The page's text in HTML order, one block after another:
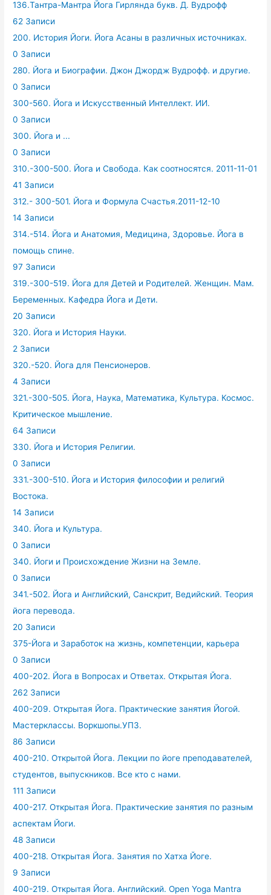
136.Тантра-Мантра Йога Гирлянда букв. Д. Вудрофф
62 Записи
200. История Йоги. Йога Асаны в различных источниках.
0 Записи
280. Йога и Биографии. Джон Джордж Вудрофф. и другие.
0 Записи
300-560. Йога и Искусственный Интеллект. ИИ.
0 Записи
300. Йога и ...
0 Записи
310.-300-500. Йога и Свобода. Как соотносятся. 2011-11-01
41 Записи
312.- 300-501. Йога и Формула Счастья.2011-12-10
14 Записи
314.-514. Йога и Анатомия, Медицина, Здоровье. Йога в
помощь спине.
97 Записи
319.-300-519. Йога для Детей и Родителей. Женщин. Мам.
Беременных. Кафедра Йога и Дети.
20 Записи
320. Йога и История Науки.
2 Записи
320.-520. Йога для Пенсионеров.
4 Записи
321.-300-505. Йога, Наука, Математика, Культура. Космос.
Критическое мышление.
64 Записи
330. Йога и История Религии.
0 Записи
331.-300-510. Йога и История философии и религий
Востока.
14 Записи
340. Йога и Культура.
0 Записи
340. Йоги и Происхождение Жизни на Земле.
0 Записи
341.-502. Йога и Английский, Санскрит, Ведийский. Теория
йога перевода.
20 Записи
375-Йога и Заработок на жизнь, компетенции, карьера
0 Записи
400-202. Йога в Вопросах и Ответах. Открытая Йога.
262 Записи
400-209. Открытая Йога. Практические занятия Йогой.
Мастерклассы. Воркшопы.УПЗ.
86 Записи
400-210. Открытой Йога. Лекции по йоге преподавателей,
студентов, выпускников. Все кто с нами.
111 Записи
400-217. Открытая Йога. Практические занятия по разным
аспектам Йоги.
48 Записи
400-218. Открытая Йога. Занятия по Хатха Йоге.
9 Записи
400-219. Открытая Йога. Английский. Open Yoga Mantra